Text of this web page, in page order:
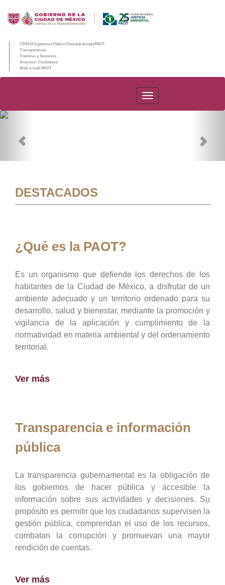
CDMX/Organismo Público Descentralizado/PAOT
Transparencia
Trámites y Servicios
Atención Ciudadana
Web e-mail PAOT
PAOT
DESTACADOS
¿Qué es la PAOT?
Es un organismo que defiende los derechos de los
habitantes de la Ciudad de México, a disfrutar de un
ambiente adecuado y un territorio ordenado para su
desarrollo, salud y bienestar, mediante la promoción y
vigilancia de la aplicación y cumplimiento de la
normatividad en materia ambiental y del ordenamiento
territorial.
Ver más
Transparencia e información
pública
La transparencia gubernamental es la obligación de
los gobiernos de hacer pública y accesible la
información sobre sus actividades y decisiones. Su
propósito es permitir que los ciudadanos supervisen la
gestión pública, comprendan el uso de los recursos,
combatan la corrupción y promuevan una mayor
rendición de cuentas.
Ver más